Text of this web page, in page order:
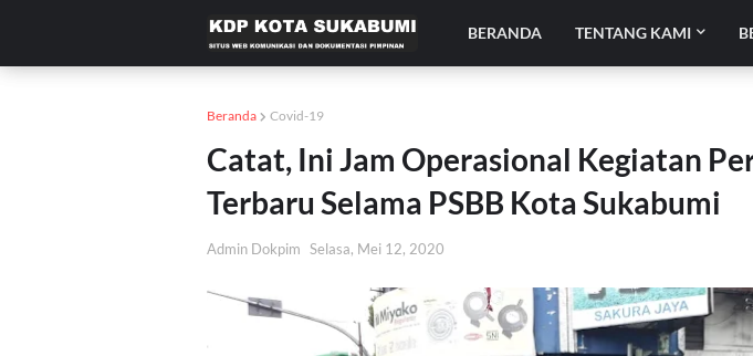
BERANDA TENTANG KAMI
Beranda Covid-19
Catat, Ini Jam Operasional Kegiatan
Terbaru Selama PSBB Kota Sukabumi
Admin Dokpim Selasa, Mei 12, 2020